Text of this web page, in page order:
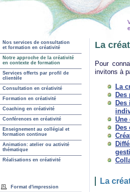
Nos services de consultation
et formation en créativité
Notre approche de la créativité
en contexte de formation
Services offerts par profil de
clientèle
Consultation en créativité
Formation en créativité
Coaching en créativité
Conférences en créativité
Enseignement au collégial et
formation continue
Animation: atelier ou activité
thématique
Réalisations en créativité
Format d'impression
La
Pour
invitons à
La
Une
La